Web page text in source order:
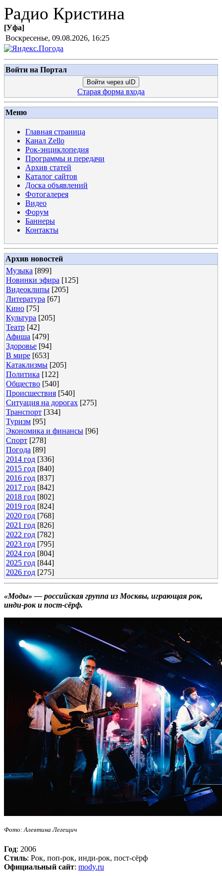
Радио Кристина
[Уфа]
Воскресенье, 09.08.2026, 16:25
Войти на Портал
Войти через uID
Старая форма входа
Меню
Главная страница
Канал Zello
Рок-энциклопедия
Программы и передачи
Архив статей
Каталог сайтов
Доска объявлений
Фотогалерея
Видео
Форум
Баннеры
Контакты
Архив новостей
Музыка [899]
Новинки эфира [125]
Видеоклипы [205]
Литература [67]
Кино [75]
Культура [205]
Театр [42]
Афиша [479]
Здоровье [94]
В мире [653]
Катаклизмы [205]
Политика [122]
Общество [540]
Происшествия [540]
Ситуация на дорогах [275]
Транспорт [334]
Туризм [95]
Экономика и финансы [96]
Спорт [278]
Погода [89]
2014 год [336]
2015 год [840]
2016 год [837]
2017 год [842]
2018 год [802]
2019 год [824]
2020 год [768]
2021 год [826]
2022 год [782]
2023 год [795]
2024 год [804]
2025 год [844]
2026 год [275]
«Моды» — российская группа из Москвы, играющая рок,
инди-рок и пост-сёрф.
Фото: Алевтина Легещич
Год: 2006
Стиль: Рок, поп-рок, инди-рок, пост-сёрф
Официальный сайт: mody.ru